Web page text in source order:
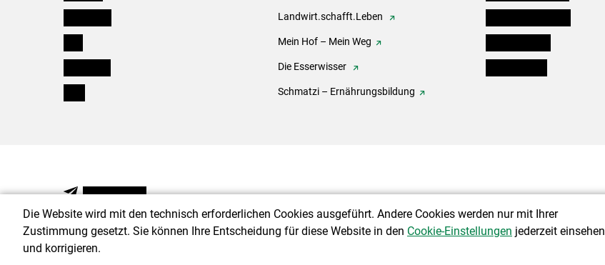
Landwirt.schafft.Leben
Mein Hof – Mein Weg
Die Esserwisser
Schmatzi – Ernährungsbildung
NEWSLETTER
Die Website wird mit den technisch erforderlichen Cookies ausgeführt. Andere Cookies werden nur mit Ihrer
Zustimmung gesetzt. Sie können Ihre Entscheidung für diese Website in den Cookie-Einstellungen jederzeit einsehen
und korrigieren.